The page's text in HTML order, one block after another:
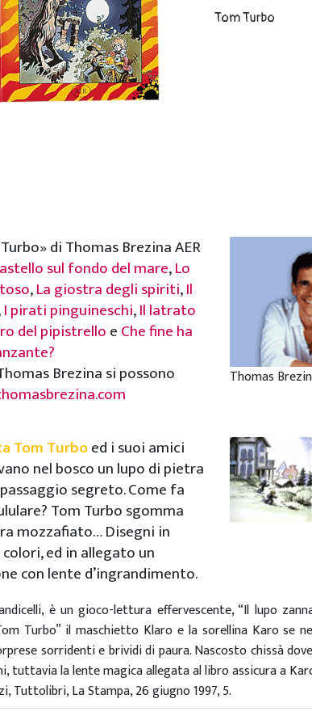
Tom Turbo
di Thomas Brezina AER
sul fondo del mare,Lo
,La giostra degli spiriti,Il
I pirati pinguineschi,Il latrato
del pipistrelloeChe fine ha
Brezina si possono
Thomas
Tom Turboed i suoi amici
nel bosco un lupo di pietra
segreto. Come fa
Tom Turbo sgomma
mozzafiato… Disegni in
ed in allegato un
con lente d’ingrandimento.
è un gioco-lettura effervescente, “Il lupo
Turbo” il maschietto Klaro e la sorellina Karo se
sorridenti e brividi di paura. Nascosto chissà
tuttavia la lente magica allegata al libro assicura a
Tuttolibri, La Stampa, 26 giugno 1997, 5.